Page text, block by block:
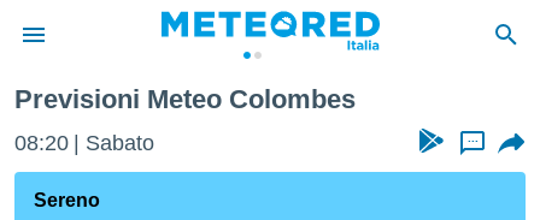
di
Previsioni Meteo Colombes
08:20 Sabato ...
Sereno